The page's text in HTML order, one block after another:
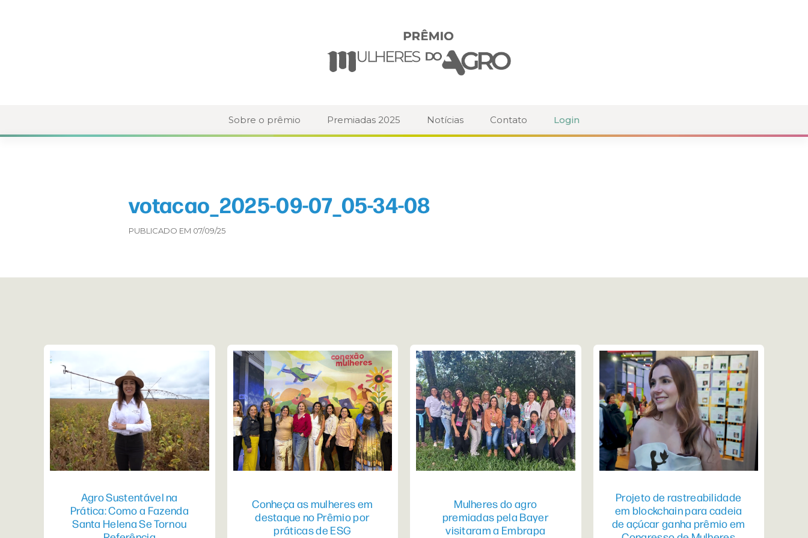
Sobre o prêmio Premiadas 2025 Notícias Contato Login
votacao_2025-09-07_05-34-08
PUBLICADO EM 07/09/25
Agro Sustentável na
Prática: Como a Fazenda
Santa Helena Se Tornou
Conheça as mulheres em
destaque no Prêmio por
práticas de ESG
Mulheres do agro
premiadas pela Bayer
visitaram a Embrapa
Projeto de rastreabilidade
em blockchain para cadeia
de açúcar ganha prêmio em